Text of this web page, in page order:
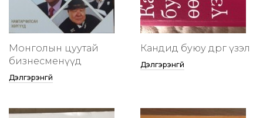
Монголын цуутай
бизнесменүүд
Дэлгэрэнгүй
Кандид буюу өөдрөг үзэл
Дэлгэрэнгүй